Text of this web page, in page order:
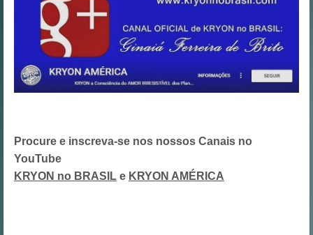
Procure e inscreva-se nos nossos Canais no
YouTube
KRYON no BRASIL e KRYON AMÉRICA